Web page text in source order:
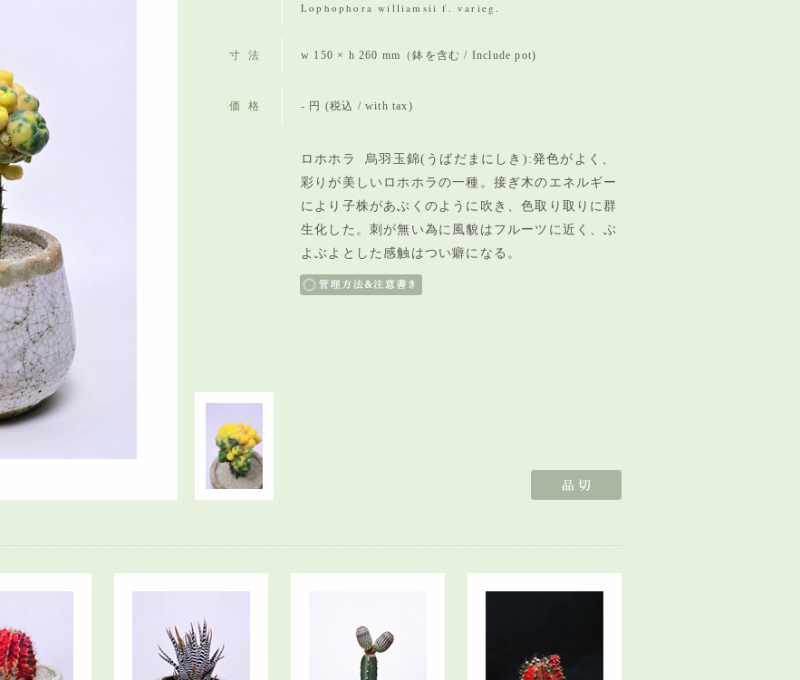
Lophophora williamsii f. varieg.
寸法 w 150 × h 260 mm（鉢を含む / Include pot)
価格 - 円 (税込 / with tax)
ロホホラ 烏羽玉錦(うばだまにしき):発色がよく、
彩りが美しいロホホラの一種。接ぎ木のエネルギー
により子株があぶくのように吹き、色取り取りに群
生化した。刺が無い為に風貌はフルーツに近く、ぶ
よぶよとした感触はつい癖になる。